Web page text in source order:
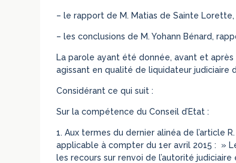
– le rapport de M. Matias de Sainte
– les conclusions de M. Yohann Bénard,
La parole ayant été donnée, avant et après
agissant en qualité de liquidateur judiciaire
Considérant ce qui suit :
Sur la compétence du Conseil d’Etat :
1. Aux termes du dernier alinéa de l’article
applicable à compter du 1er avril 2015 : »
les recours sur renvoi de l’autorité